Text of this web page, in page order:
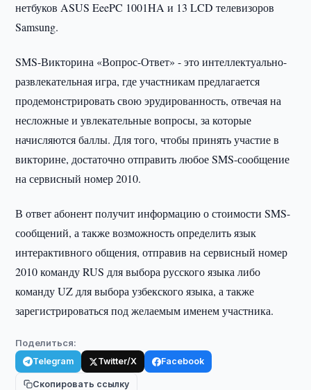
нетбуков ASUS EeePC 1001HA и 13 LCD телевизоров
Samsung.
SMS-Викторина «Вопрос-Ответ» - это интеллектуально-
развлекательная игра, где участникам предлагается
продемонстрировать свою эрудированность, отвечая на
несложные и увлекательные вопросы, за которые
начисляются баллы. Для того, чтобы принять участие в
викторине, достаточно отправить любое SMS-сообщение
на сервисный номер 2010.
В ответ абонент получит информацию о стоимости SMS-
сообщений, а также возможность определить язык
интерактивного общения, отправив на сервисный номер
2010 команду RUS для выбора русского языка либо
команду UZ для выбора узбекского языка, а также
зарегистрироваться под желаемым именем участника.
Поделиться:
Telegram Twitter/X Facebook
Скопировать ссылку